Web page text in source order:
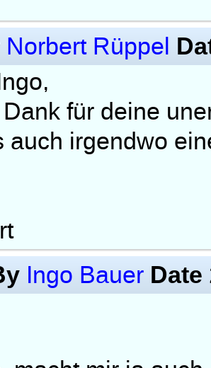
Norbert Rüppel
für deine
auch irgendwo
Ingo Bauer Date